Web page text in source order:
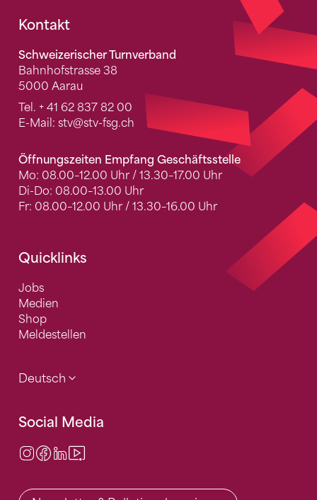
Fusszeile
Kontakt
Schweizerischer Turnverband
Bahnhofstrasse 38
5000 Aarau
Tel. + 41 62 837 82 00
E-Mail: stv@stv-fsg.ch
Öffnungszeiten Empfang Geschäftsstelle
Mo: 08.00–12.00 Uhr / 13.30–17.00 Uhr
Di-Do: 08.00–13.00 Uhr
Fr: 08.00–12.00 Uhr / 13.30–16.00 Uhr
Quicklinks
Jobs
Medien
Shop
Meldestellen
Deutsch
Social Media
Instagram
Facebook
LinkedIn